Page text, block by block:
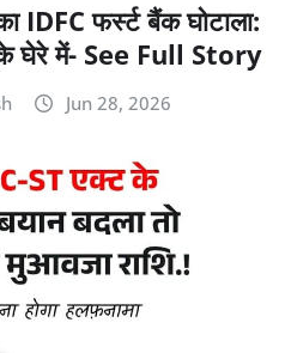
IDFC फर्स्ट बैंक घोटाला:
घेरे में- See Full Story
Jun 28, 2026